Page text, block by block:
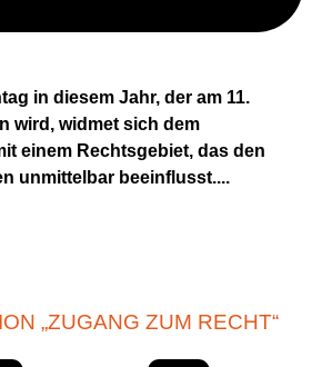
in diesem Jahr, der am 11.
wird, widmet sich dem
einem Rechtsgebiet, das den
unmittelbar beeinflusst....
„ZUGANG ZUM RECHT“